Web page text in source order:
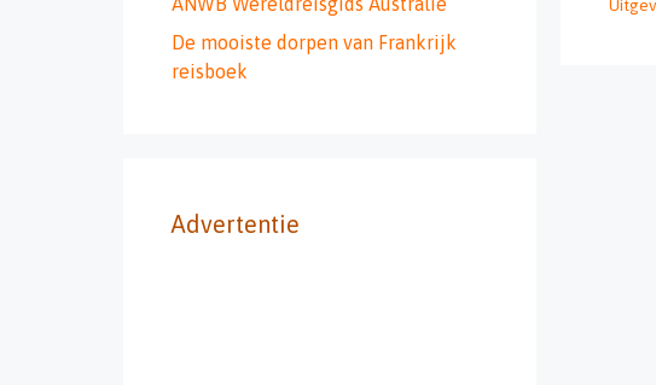
De mooiste dorpen van Frankrijk
reisboek
Advertentie